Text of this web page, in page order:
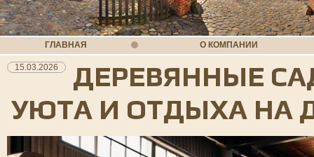
ГЛАВНАЯ О КОМПАНИИ
15.03.2026
ДЕРЕВЯННЫЕ
УЮТА И ОТДЫХА НА